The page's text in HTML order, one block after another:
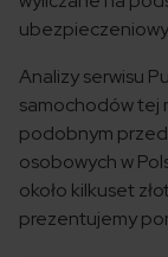
Analizy serwisu
samochodów tej
podobnym
osobowych w
około kilkuset
prezentujemy